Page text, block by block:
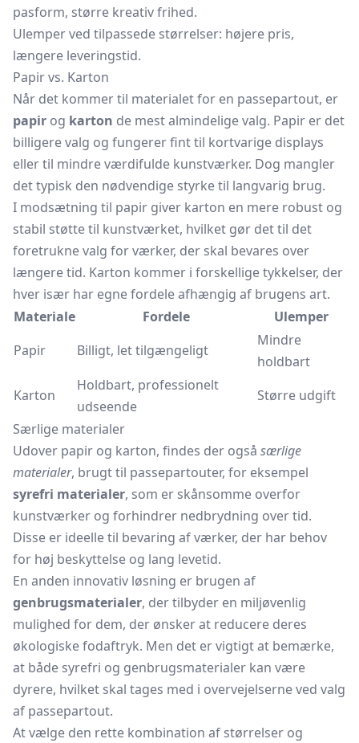
pasform, større kreativ frihed.
Ulemper ved tilpassede størrelser: højere pris,
længere leveringstid.
Papir vs. Karton
Når det kommer til materialet for en passepartout, er
papir og karton de mest almindelige valg. Papir er det
billigere valg og fungerer fint til kortvarige displays
eller til mindre værdifulde kunstværker. Dog mangler
det typisk den nødvendige styrke til langvarig brug.
I modsætning til papir giver karton en mere robust og
stabil støtte til kunstværket, hvilket gør det til det
foretrukne valg for værker, der skal bevares over
længere tid. Karton kommer i forskellige tykkelser, der
hver især har egne fordele afhængig af brugens art.
Materiale
Fordele
Ulemper
Papir
Billigt, let tilgængeligt
Mindre
holdbart
Karton
Holdbart, professionelt
udseende
Større udgift
Særlige materialer
Udover papir og karton, findes der også særlige
materialer, brugt til passepartouter, for eksempel
syrefri materialer, som er skånsomme overfor
kunstværker og forhindrer nedbrydning over tid.
Disse er ideelle til bevaring af værker, der har behov
for høj beskyttelse og lang levetid.
En anden innovativ løsning er brugen af
genbrugsmaterialer, der tilbyder en miljøvenlig
mulighed for dem, der ønsker at reducere deres
økologiske fodaftryk. Men det er vigtigt at bemærke,
at både syrefri og genbrugsmaterialer kan være
dyrere, hvilket skal tages med i overvejelserne ved valg
af passepartout.
At vælge den rette kombination af størrelser og